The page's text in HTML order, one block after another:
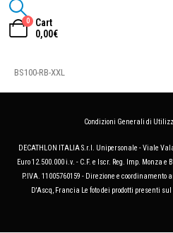
0
Cart
0,00€
BS100-RB-XXL
Condizioni Generali di
DECATHLON ITALIA S.r.l. Unipersonale - Viale
Euro 12.500.000 i.v. - C.F. e Iscr. Reg. Imp. Monza e
P.IVA. 11005760159 - Direzione e coordinamento
D'Ascq, Francia Le foto dei prodotti presenti